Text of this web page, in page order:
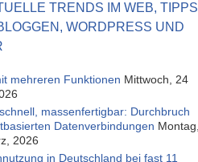
TRENDS IM WEB, TIPPS
WORDPRESS UND
mehreren Funktionen Mittwoch, 24
massenfertigbar: Durchbruch
Datenverbindungen Montag,
2026
in Deutschland bei fast 11